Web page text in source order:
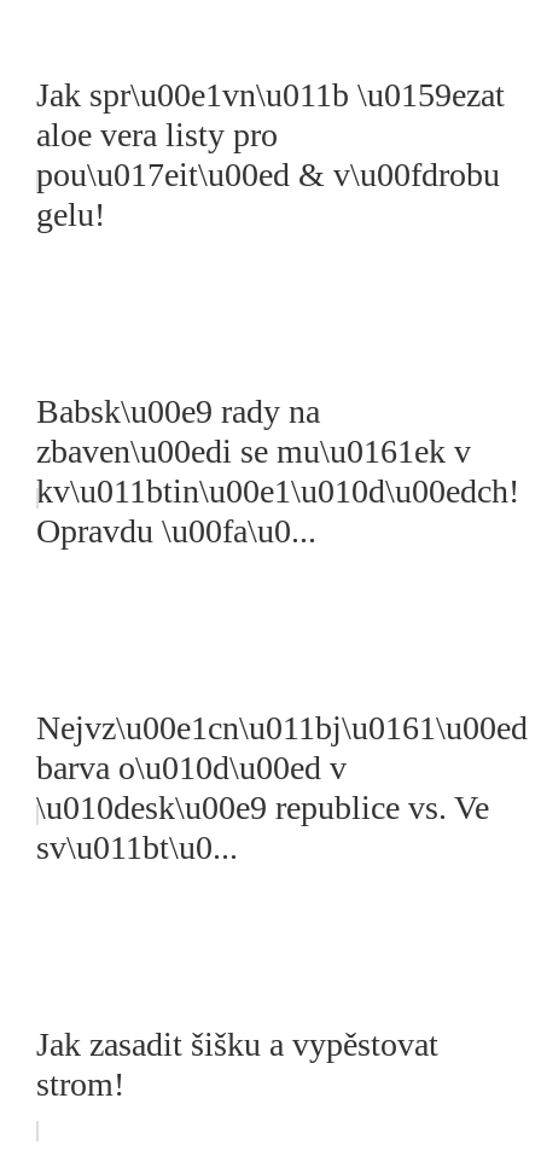
Jak spr\u00e1vn\u011b \u0159ezat
aloe vera listy pro
pou\u017eit\u00ed & v\u00fdrobu
gelu!
Babsk\u00e9 rady na
zbaven\u00edi se mu\u0161ek v
kv\u011btin\u00e1\u010d\u00edch!
Opravdu \u00fa\u0...
Nejvz\u00e1cn\u011bj\u0161\u00ed
barva o\u010d\u00ed v
\u010desk\u00e9 republice vs. Ve
sv\u011bt\u0...
Jak zasadit šišku a vypěstovat
strom!